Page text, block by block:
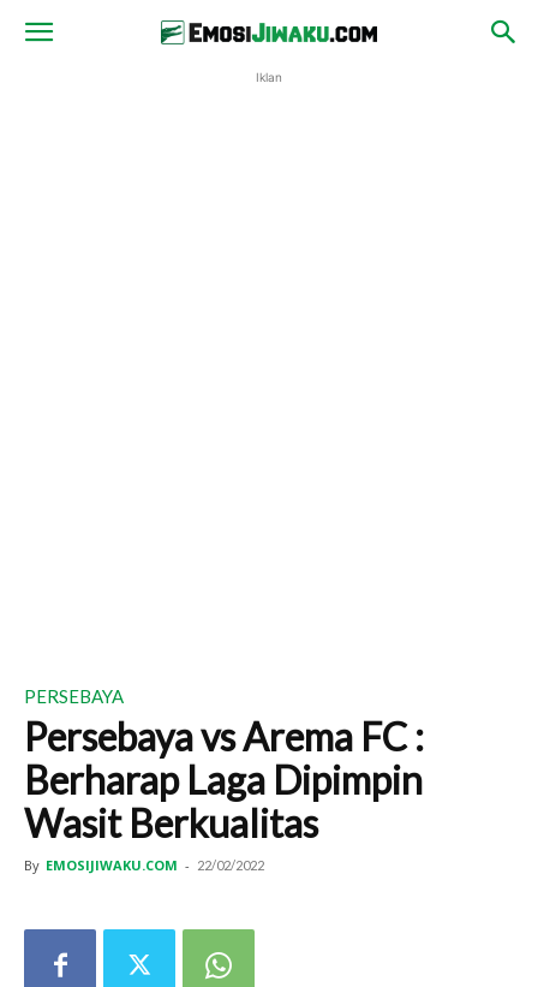
Iklan
PERSEBAYA
Persebaya vs Arema FC :
Berharap Laga Dipimpin
Wasit Berkualitas
By EMOSIJIWAKU.COM - 22/02/2022